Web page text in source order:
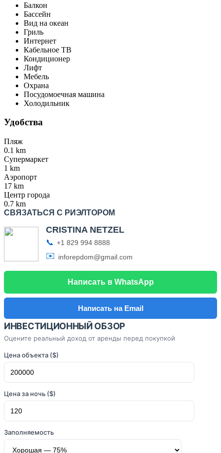
Балкон
Бассейн
Вид на океан
Гриль
Интернет
Кабельное ТВ
Кондиционер
Лифт
Мебель
Охрана
Посудомоечная машина
Холодильник
Удобства
Пляж
0.1 km
Супермаркет
1 km
Аэропорт
17 km
Центр города
0.7 km
СВЯЗАТЬСЯ С РИЭЛТОРОМ
CRISTINA NETZEL
📞 +1 829 994 8888
✉️ inforepdom@gmail.com
Написать в WhatsApp
Написать на Email
ИНВЕСТИЦИОННЫЙ ОБЗОР
Оцените реальный доход от аренды перед покупкой
Цена объекта ($)
Цена за ночь ($)
Заполняемость